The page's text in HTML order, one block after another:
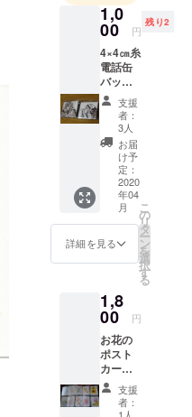
1,0
00 円
残り2
4×4㎝糸
電話缶
バッチ
お礼の
お手紙
支援
者：
3人
お届
け予
定：
2020
年04
月
詳細を見る
こ
の
リ
タ
ー
ン
を
選
択
す
る
1,8
00 円
お花の
ポスト
カード
10種 お
礼の
メッ
支援
者：
1人